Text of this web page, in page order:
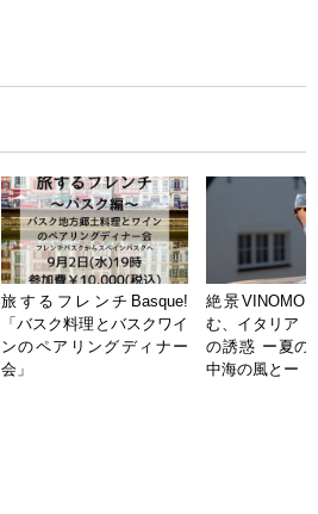
旅するフレンチBasque!
「バスク料理とバスクワイ
ンのペアリングディナー
会」
絶景
む、イタリア
の誘惑 ー夏の
中海の風とー